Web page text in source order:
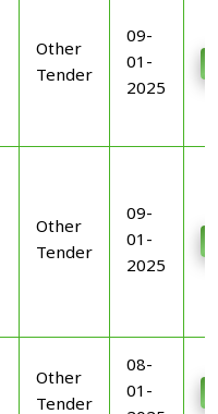
Other
Tender
09-
01-
2025
Other
Tender
09-
01-
2025
Other
Tender
08-
01-